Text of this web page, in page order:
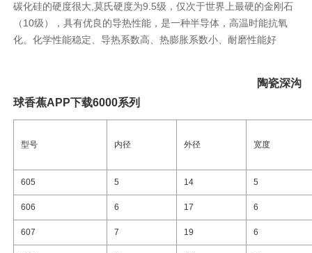
碳化硅的硬度很大,莫氏硬度为9.5级，仅次于世界上最硬的金刚石
（10级），具有优良的导热性能，是一种半导体，高温时能抗氧
化。化学性能稳定、导热系数高、热膨胀系数小、耐磨性能好
陶瓷深沟
球香蕉APP下载6000系列
型号 内径 外径 宽度
605 5 14 5
606 6 17 6
607 7 19 6